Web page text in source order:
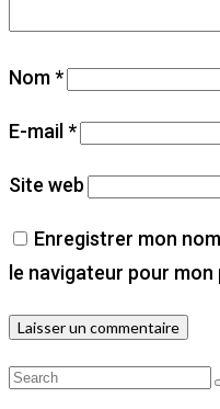
Nom*
E-mail *
Site web
Enregistrer mon
le navigateur pour
Search